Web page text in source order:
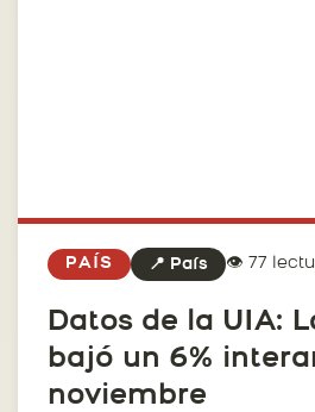
PAÍS 📍 País 👁️ 77
Datos de la UIA:
bajó un 6%
noviembre